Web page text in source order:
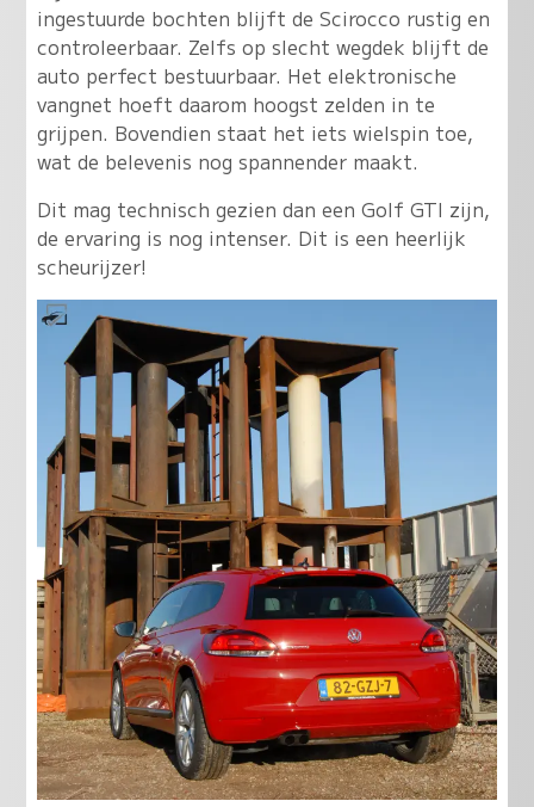
ingestuurde bochten blijft de Scirocco rustig en
controleerbaar. Zelfs op slecht wegdek blijft de
auto perfect bestuurbaar. Het elektronische
vangnet hoeft daarom hoogst zelden in te
grijpen. Bovendien staat het iets wielspin toe,
wat de belevenis nog spannender maakt.
Dit mag technisch gezien dan een Golf GTI zijn,
de ervaring is nog intenser. Dit is een heerlijk
scheurijzer!